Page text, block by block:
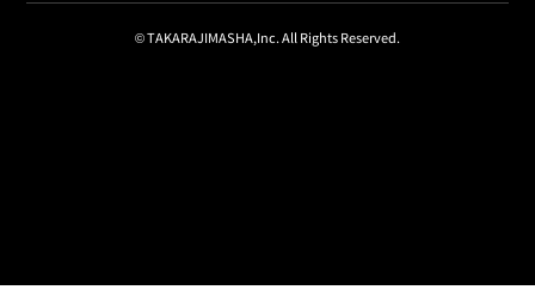
© TAKARAJIMASHA,Inc. All Rights Reserved.